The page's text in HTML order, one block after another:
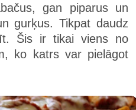
gan piparus un
gurķus. Tikpat daudz
Šis ir tikai viens no
ko katrs var pielāgot